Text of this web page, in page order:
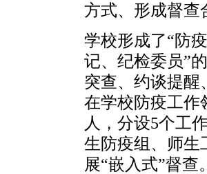
方式、形成督查
学校形成了“防
记、纪检委员”
突查、约谈提醒
在学校防疫工作
人，分设5个工
生防疫组、师生
展“嵌入式”督查